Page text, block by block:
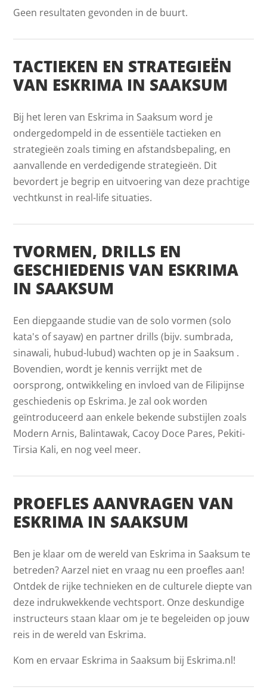
Geen resultaten gevonden in de buurt.
TACTIEKEN EN STRATEGIEËN
VAN ESKRIMA IN SAAKSUM
Bij het leren van Eskrima in Saaksum word je
ondergedompeld in de essentiële tactieken en
strategieën zoals timing en afstandsbepaling, en
aanvallende en verdedigende strategieën. Dit
bevordert je begrip en uitvoering van deze prachtige
vechtkunst in real-life situaties.
TVORMEN, DRILLS EN
GESCHIEDENIS VAN ESKRIMA
IN SAAKSUM
Een diepgaande studie van de solo vormen (solo
kata's of sayaw) en partner drills (bijv. sumbrada,
sinawali, hubud-lubud) wachten op je in Saaksum .
Bovendien, wordt je kennis verrijkt met de
oorsprong, ontwikkeling en invloed van de Filipijnse
geschiedenis op Eskrima. Je zal ook worden
geïntroduceerd aan enkele bekende substijlen zoals
Modern Arnis, Balintawak, Cacoy Doce Pares, Pekiti-
Tirsia Kali, en nog veel meer.
PROEFLES AANVRAGEN VAN
ESKRIMA IN SAAKSUM
Ben je klaar om de wereld van Eskrima in Saaksum te
betreden? Aarzel niet en vraag nu een proefles aan!
Ontdek de rijke technieken en de culturele diepte van
deze indrukwekkende vechtsport. Onze deskundige
instructeurs staan klaar om je te begeleiden op jouw
reis in de wereld van Eskrima.
Kom en ervaar Eskrima in Saaksum bij Eskrima.nl!